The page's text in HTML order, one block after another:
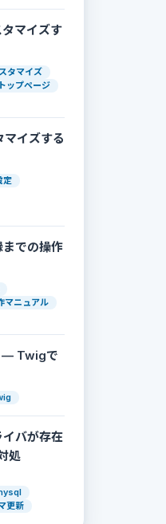
マイズす
タマイズ
トップページ
イズする
定
での操作
マニュアル
— Twigで
バが存在
処
更新